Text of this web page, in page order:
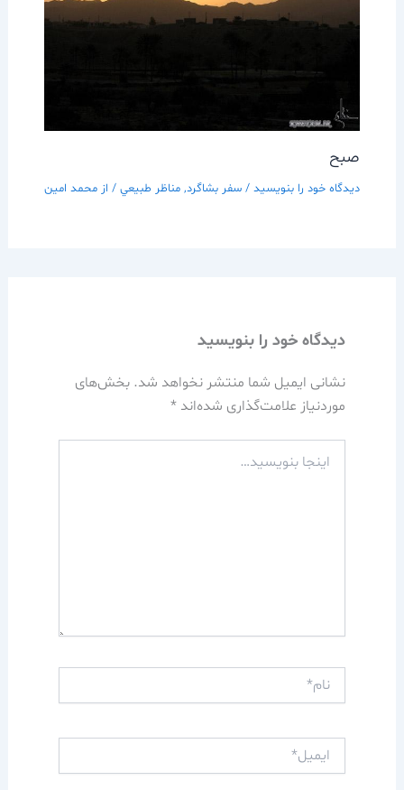
صبح
دیدگاه‌ خود را بنویسید / سفر بشاگرد, مناظر طبيعي/ از محمد امین
دیدگاه‌ خود را بنویسید
نشانی ایمیل شما منتشر نخواهد شد. بخش‌های
موردنیاز علامت‌گذاری شده‌اند *
بنویسید…